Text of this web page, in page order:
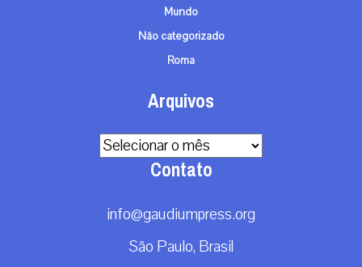
Mundo
Não categorizado
Roma
Arquivos
Arquivos
Contato
info@gaudiumpress.org
São Paulo, Brasil